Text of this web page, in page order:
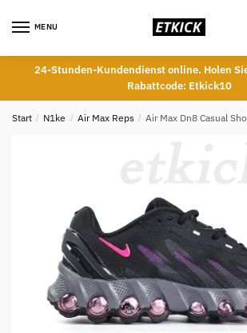
MENU
24-Stunden-Kundendienst online. Holen
Rabattcode: Etkick10
Start / N1ke / Air Max Reps / Air Max Dn8 Casual